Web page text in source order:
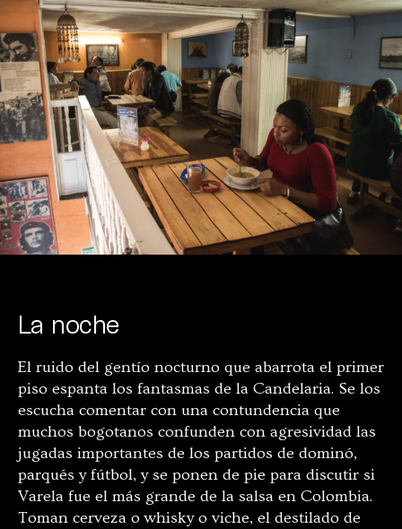
La noche
El ruido del gentío nocturno que abarrota el primer
piso espanta los fantasmas de la Candelaria. Se los
escucha comentar con una contundencia que
muchos bogotanos confunden con agresividad las
jugadas importantes de los partidos de dominó,
parqués y fútbol, y se ponen de pie para discutir si
Varela fue el más grande de la salsa en Colombia.
Toman cerveza o whisky o viche, el destilado de